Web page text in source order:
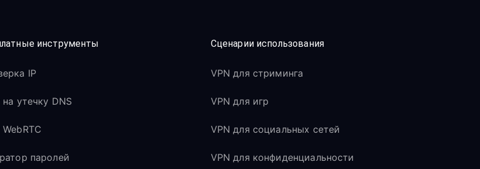
инструменты
IP
на утечку DNS
WebRTC
паролей
Сценарии использования
VPN для стриминга
VPN для игр
VPN для социальных сетей
VPN для конфиденциальности